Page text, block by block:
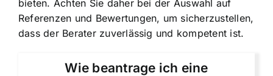
bieten. Achten Sie daher bei der Auswahl auf
Referenzen und Bewertungen, um sicherzustellen,
dass der Berater zuverlässig und kompetent ist.
Wie beantrage ich eine